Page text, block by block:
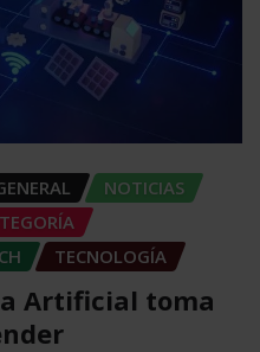
NOTICIAS
TECNOLOGÍA
Artificial toma